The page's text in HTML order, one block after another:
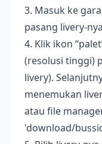
3. Masuk ke
pasang livery-nya
4. Klik ikon
(resolusi tinggi)
livery).
menemukan
atau file
'download/